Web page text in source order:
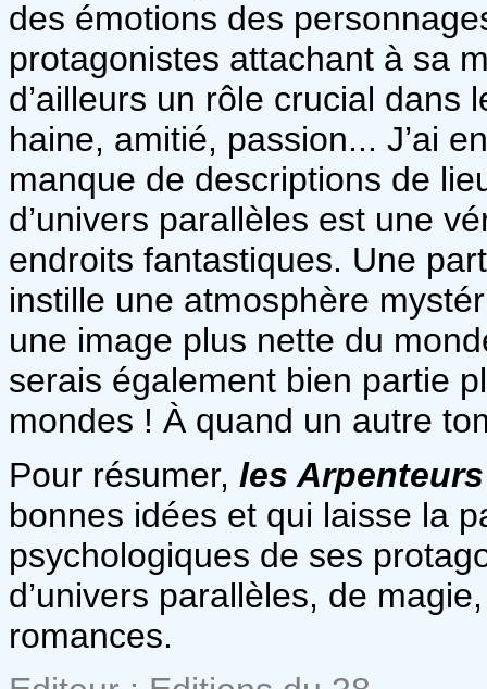
des émotions des
protagonistes attachant à sa
d’ailleurs un rôle crucial dans
haine, amitié, passion... J’ai
manque de descriptions de
d’univers parallèles est une
endroits fantastiques. Une
instille une atmosphère
une image plus nette du
serais également bien partie
mondes ! À quand un autre
Pour résumer, les Arpenteurs
bonnes idées et qui laisse la
psychologiques de ses
d’univers parallèles, de
romances.